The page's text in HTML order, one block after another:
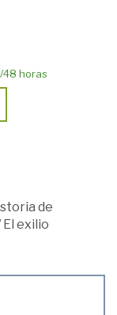
48 horas
de
El exilio